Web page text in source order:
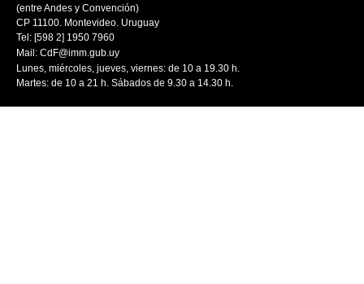
(entre Andes y Convención)
CP 11100. Montevideo. Uruguay
Tel: [598 2] 1950 7960
Mail: CdF@imm.gub.uy
Lunes, miércoles, jueves, viernes: de 10 a 19.30 h.
Martes: de 10 a 21 h. Sábados de 9.30 a 14.30 h.